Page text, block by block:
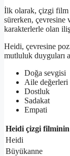
İlk olarak, çizgi film
sürerken, çevresine
karakterlerle olan
Heidi, çevresine
mutluluk duyguları
Doğa sevgisi
Aile değerleri
Dostluk
Sadakat
Empati
Heidi çizgi
Heidi
Büyükanne